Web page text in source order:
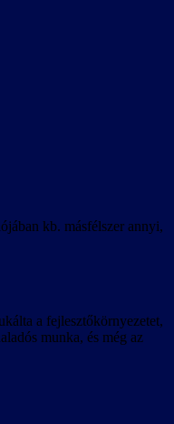
kb. másfélszer annyi,
a fejlesztőkörnyezetet,
munka, és még az